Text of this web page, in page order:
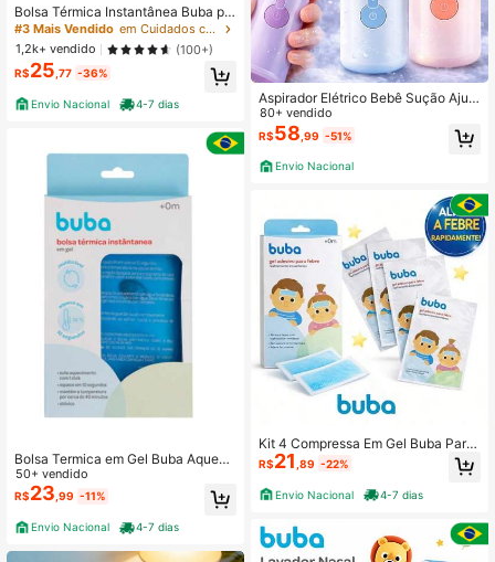
Bolsa Térmica Instantânea Buba pa
ra Cólica de Bebê Infantil em Gel Re
utilizável
#3 Mais Vendido
em Cuidados com a saúde do bebê
1,2k+ vendido
(100+)
R$25 ,77 -36%
Envio Nacional 4-7 dias
Bolsa Termica em Gel Buba Aqueci
mento Instantâneo Alivio de Cólica
e Dores Adulto e Infantil
50+ vendido
R$23 ,99 -11%
Envio Nacional 4-7 dias
Aspirador Elétrico Bebê Sução Ajust
ável Com Luzes Calmantes E Músic
a Silencioso Recarregável Alívio Im
ediato
80+ vendido
R$58 ,99 -51%
Envio Nacional
Kit 4 Compressa Em Gel Buba Para
aliviar a febre Compressa refrescan
te buba
R$21 ,89 -22%
Envio Nacional 4-7 dias